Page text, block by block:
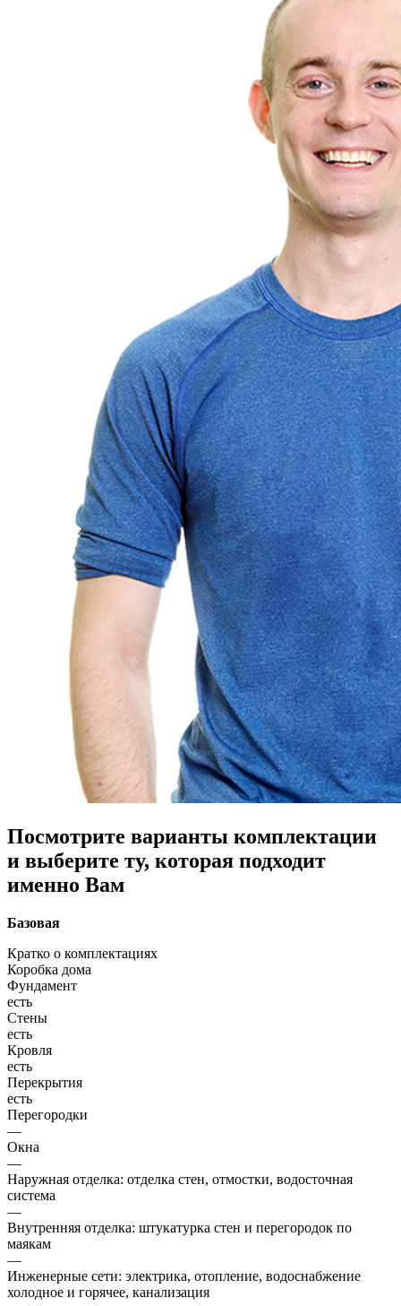
Посмотрите варианты комплектации
и выберите ту, которая подходит
именно Вам
Базовая
Кратко о комплектациях
Коробка дома
Фундамент
есть
Стены
есть
Кровля
есть
Перекрытия
есть
Перегородки
—
Окна
—
Наружная отделка: отделка стен, отмостки, водосточная
система
—
Внутренняя отделка: штукатурка стен и перегородок по
маякам
—
Инженерные сети: электрика, отопление, водоснабжение
холодное и горячее, канализация